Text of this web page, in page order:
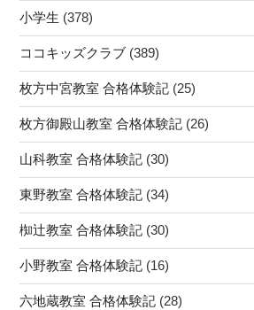
小学生 (378)
ココキッズクラブ (389)
枚方中宮教室 合格体験記 (25)
枚方御殿山教室 合格体験記 (26)
山科教室 合格体験記 (30)
東野教室 合格体験記 (34)
椥辻教室 合格体験記 (30)
小野教室 合格体験記 (16)
六地蔵教室 合格体験記 (28)